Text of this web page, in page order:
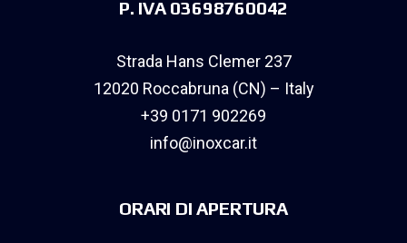
P. IVA 03698760042
Strada Hans Clemer 237
12020 Roccabruna (CN) – Italy
+39 0171 902269
info@inoxcar.it
ORARI DI APERTURA